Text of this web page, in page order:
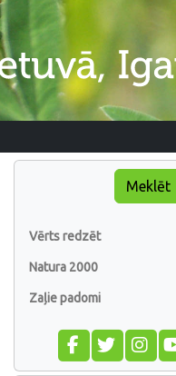
Meklēt
Vērts redzēt
Natura 2000
Zaļie padomi